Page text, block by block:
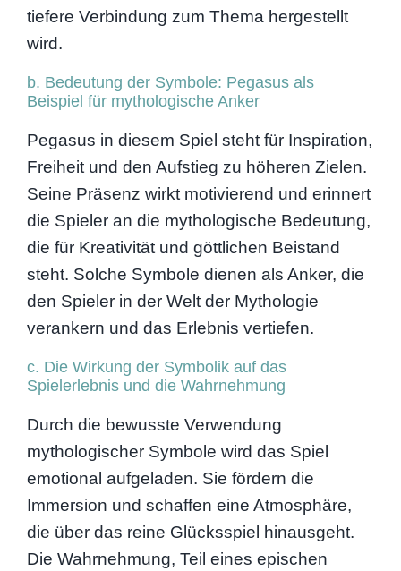
tiefere Verbindung zum Thema hergestellt
wird.
b. Bedeutung der Symbole: Pegasus als
Beispiel für mythologische Anker
Pegasus in diesem Spiel steht für Inspiration,
Freiheit und den Aufstieg zu höheren Zielen.
Seine Präsenz wirkt motivierend und erinnert
die Spieler an die mythologische Bedeutung,
die für Kreativität und göttlichen Beistand
steht. Solche Symbole dienen als Anker, die
den Spieler in der Welt der Mythologie
verankern und das Erlebnis vertiefen.
c. Die Wirkung der Symbolik auf das
Spielerlebnis und die Wahrnehmung
Durch die bewusste Verwendung
mythologischer Symbole wird das Spiel
emotional aufgeladen. Sie fördern die
Immersion und schaffen eine Atmosphäre,
die über das reine Glücksspiel hinausgeht.
Die Wahrnehmung, Teil eines epischen